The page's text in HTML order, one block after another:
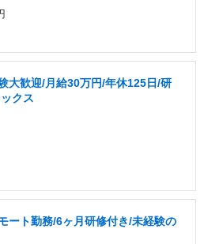
大歓迎/月給30万円/年休125日/研
クス
ート勤務/6ヶ月研修付き/未経験の